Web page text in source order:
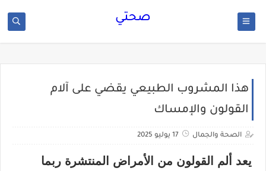
صحتي
هذا المشروب الطبيعي يقضي على آلام
القولون والإمساك
الصحة والجمال 17 يوليو 2025
يعد ألم القولون من الأمراض المنتشرة ربما